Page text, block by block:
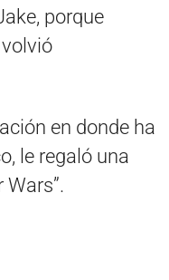
porque
en donde ha
le regaló una